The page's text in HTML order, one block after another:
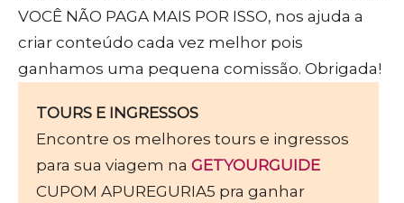
VOCÊ NÃO PAGA MAIS POR ISSO, nos ajuda a
criar conteúdo cada vez melhor pois
ganhamos uma pequena comissão. Obrigada!
TOURS E INGRESSOS
Encontre os melhores tours e ingressos
para sua viagem naGETYOURGUIDE
CUPOM APUREGURIA5 pra ganhar